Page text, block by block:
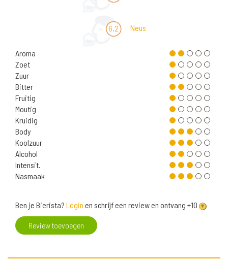
6,2 Neus
Aroma
Zoet
Zuur
Bitter
Fruitig
Moutig
Kruidig
Body
Koolzuur
Alcohol
Intensit.
Nasmaak
Ben je Bierista? Login en schrijf een review en ontvang +10
Review toevoegen